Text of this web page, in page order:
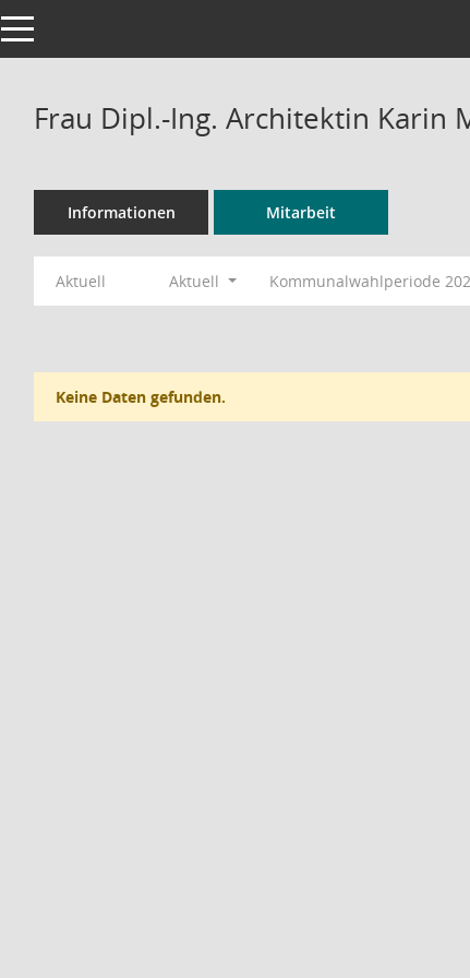
Toggle navigation
Frau Dipl.-Ing. Architektin Karin
Informationen Mitarbeit
Aktuell Aktuell Kommunalwahlperiode
Keine Daten gefunden.